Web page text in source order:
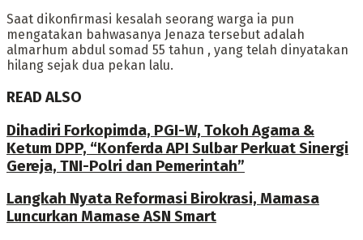
Saat dikonfirmasi kesalah seorang warga ia pun
mengatakan bahwasanya Jenaza tersebut adalah
almarhum abdul somad 55 tahun , yang telah dinyatakan
hilang sejak dua pekan lalu.
READ ALSO
Dihadiri Forkopimda, PGI-W, Tokoh Agama &
Ketum DPP, “Konferda API Sulbar Perkuat Sinergi
Gereja, TNI-Polri dan Pemerintah”
Langkah Nyata Reformasi Birokrasi, Mamasa
Luncurkan Mamase ASN Smart